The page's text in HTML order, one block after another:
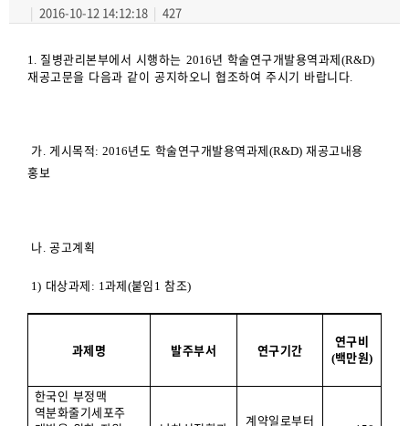
2016-10-12 14:12:18
427
1. 질병관리본부에서 시행하는 2016년 학술연구개발용역과제(R&D)
재공고문을 다음과 같이 공지하오니 협조하여 주시기 바랍니다.
가.게시목적: 2016년도 학술연구개발용역과제(R&D)재공고내용
홍보
나.공고계획
1) 대상과제 : 1과제(붙임 1 참조)
과제명 발주부서 연구기간
연구비
(백만원)
한국인 부정맥
역분화줄기세포주
계약일로부터